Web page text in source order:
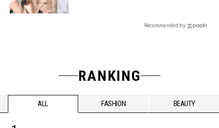
Recommended by
RANKING
ALL FASHION BEAUTY